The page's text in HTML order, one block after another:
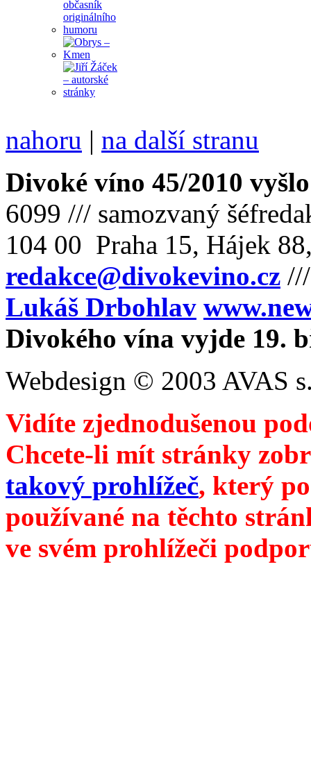
nahoru | na další stranu
Divoké víno 45/2010
6099 /// samozvaný
104 00 Praha 15, Hájek
redakce@divokevino.cz
Lukáš Drbohlav
Divokého vína vyjde 19.
Webdesign © 2003 AVAS
Vidíte zjednodušenou
Chcete-li mít stránky
takový prohlížeč, který
používané na těchto
ve svém prohlížeči